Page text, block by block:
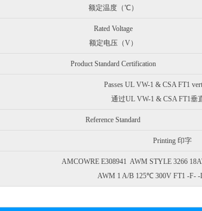
额定温度（℃）
Rated Voltage
额定电压（V）
Product Standard Certification
Passes UL VW-1 & CSA FT1
通过UL VW-1 & CSA FT1垂
Reference Standard
Printing 印字
AMCOWRE E308941 AWM STYLE 3266
AWM 1 A/B 125℃ 300V FT1 -F- -